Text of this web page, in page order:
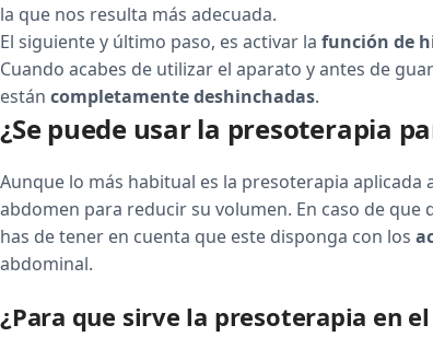
la que nos resulta más adecuada.
El siguiente y último paso, es activar la función de
Cuando acabes de utilizar el aparato y antes de
están completamente deshinchadas.
¿Se puede usar la presoterapia
Aunque lo más habitual es la presoterapia
abdomen para reducir su volumen. En caso de
has de tener en cuenta que este disponga con los
abdominal.
¿Para que sirve la presoterapia en